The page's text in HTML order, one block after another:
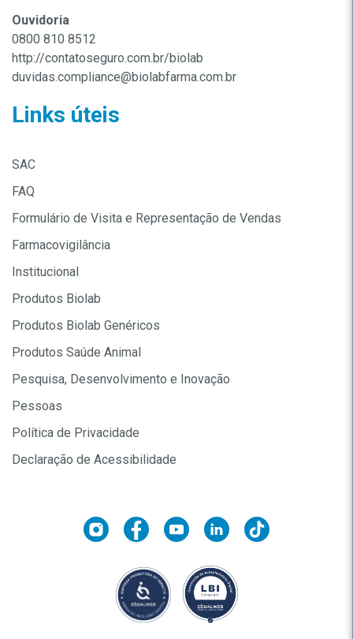
Ouvidoria
0800 810 8512
http://contatoseguro.com.br/biolab
duvidas.compliance@biolabfarma.com.br
Links úteis
SAC
FAQ
Formulário de Visita e Representação de Vendas
Farmacovigilância
Institucional
Produtos Biolab
Produtos Biolab Genéricos
Produtos Saúde Animal
Pesquisa, Desenvolvimento e Inovação
Pessoas
Política de Privacidade
Declaração de Acessibilidade